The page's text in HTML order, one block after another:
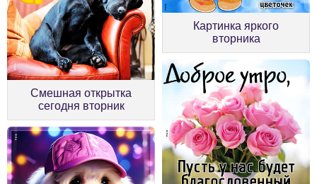
Смешная открытка
сегодня вторник
Картинка яркого
вторника